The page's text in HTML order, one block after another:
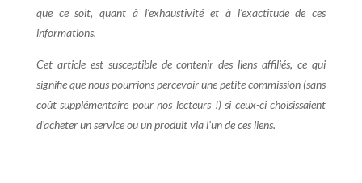
que ce soit, quant à l’exhaustivité et à l’exactitude de ces
informations.
Cet article est susceptible de contenir des liens affiliés, ce qui
signifie que nous pourrions percevoir une petite commission (sans
coût supplémentaire pour nos lecteurs !) si ceux-ci choisissaient
d’acheter un service ou un produit via l’un de ces liens.